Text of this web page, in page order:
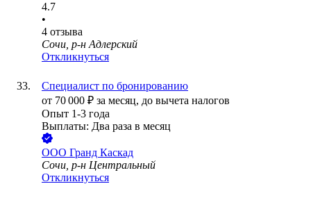
4.7
•
4 отзыва
Сочи, р-н Адлерский
Откликнуться
Специалист по бронированию
от 70 000 ₽ за месяц, до вычета налогов
Опыт 1-3 года
Выплаты: Два раза в месяц
ООО Гранд Каскад
Сочи, р-н Центральный
Откликнуться